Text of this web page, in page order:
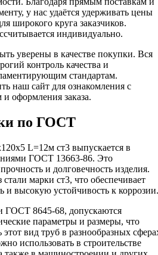
у нас удаётся удерживать цены
широкого круга заказчиков.
индивидуально.
уверены в качестве покупки. Вся
контроль качества и
стандартам.
наш сайт для ознакомления с
оформления заказа.
по ГОСТ
L=12м ст3 выпускается в
ГОСТ 13663-86. Это
и долговечность изделия.
стали марки ст3, что обеспечивает
и высокую устойчивость к коррозии.
ГОСТ 8645-68, допускаются
параметры и размеры, что
этот вид труб в разнообразных
использовать в строительстве